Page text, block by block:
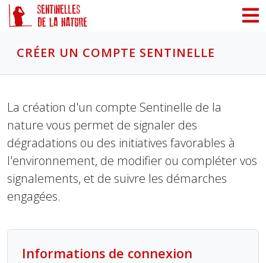
CRÉER UN COMPTE SENTINELLE
La création d'un compte Sentinelle de la
nature vous permet de signaler des
dégradations ou des initiatives favorables à
l'environnement, de modifier ou compléter vos
signalements, et de suivre les démarches
engagées.
Informations de connexion
Panneau de gestion des cookies